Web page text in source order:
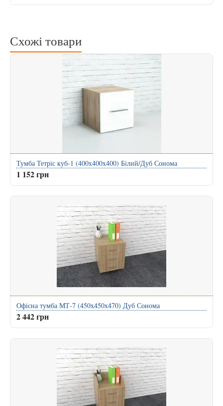
Схожі товари
Тумба Тетріс куб-1 (400x400x400) Білий/Дуб Сонома
1 152 грн
Офісна тумба МТ-7 (450x450x470) Дуб Сонома
2 442 грн